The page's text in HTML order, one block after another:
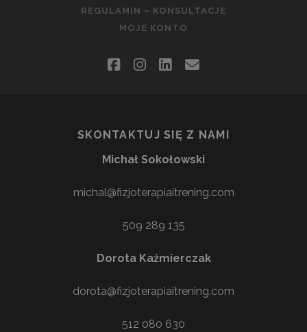
REGULAMIN – KONSULTACJE
MOJE KONTO
facebookinstagram
linkedin
email
SKONTAKTUJ SIĘ Z NAMI
Michał Sokołowski
michal@fizjoterapiaitrening.com
509 289 135
Dorota Kaźmierczak
dorota@fizjoterapiaitrening.com
512 080 630